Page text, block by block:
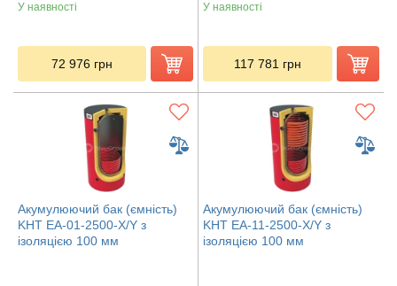
У наявності
72 976 грн
У наявності
117 781 грн
Акумулюючий бак (ємність)
KHT ЕА-01-2500-X/Y з
ізоляцією 100 мм
Акумулюючий бак (ємність)
KHT ЕА-11-2500-X/Y з
ізоляцією 100 мм